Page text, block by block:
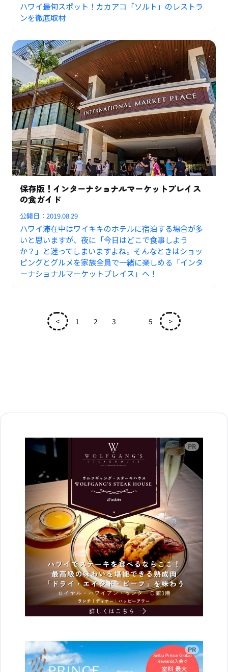
ハワイ最旬スポット！カカアコ「ソルト」のレストラ
ンを徹底取材
保存版！インターナショナルマーケットプレイス
の食ガイド
公開日：2019.08.29
ハワイ滞在中はワイキキのホテルに宿泊する場合が多
いと思いますが、夜に「今日はどこで食事しよう
か？」と迷ってしまいますよね。そんなときはショッ
ピングとグルメを家族全員で一緒に楽しめる「インタ
ーナショナルマーケットプレイス」へ！
< 1 2 3 5 >
広告
広告